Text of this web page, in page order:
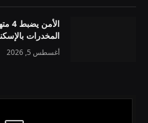
المخدرات
أغسطس 5, 2026